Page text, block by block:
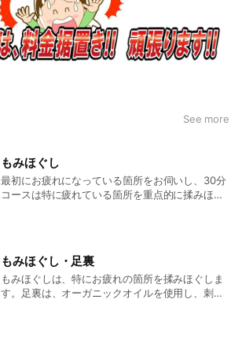
See more
もみほぐし
最初にお疲れになっている箇所をお伺いし、30分
コースは特に疲れている箇所を重点的に揉みほぐ
もみほぐし・足裏
もみほぐしは、特にお疲れの箇所を揉みほぐしま
す。足裏は、オーガニックオイルを使用し、刺激